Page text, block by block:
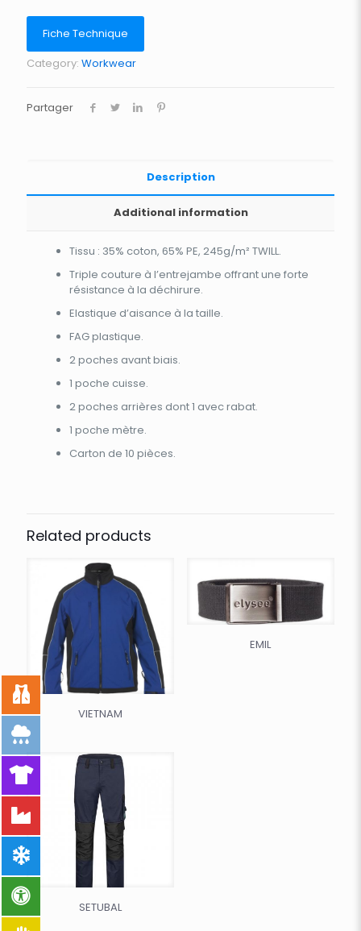
Fiche Technique
Category: Workwear
Partager
Description
Additional information
Tissu : 35% coton, 65% PE, 245g/m² TWILL.
Triple couture à l’entrejambe offrant une forte
résistance à la déchirure.
Elastique d’aisance à la taille.
FAG plastique.
2 poches avant biais.
1 poche cuisse.
2 poches arrières dont 1 avec rabat.
1 poche mètre.
Carton de 10 pièces.
Related products
VIETNAM
EMIL
SETUBAL